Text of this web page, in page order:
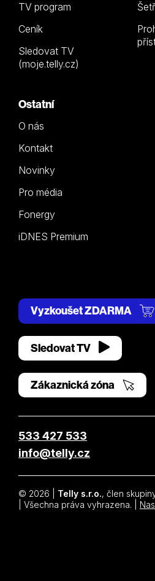
TV program
Ceník
Sledovat TV
(moje.telly.cz)
Ostatní
O nás
Kontakt
Novinky
Pro média
Fonergy
iDNES Premium
Vyzkoušet ZDARMA
Sledovat TV
Zákaznická zóna
533 427 533
info@telly.cz
© 2026 | Telly s.r.o., člen
| Všechna práva vyhrazena. |